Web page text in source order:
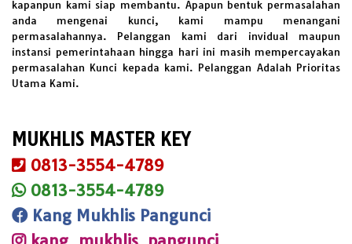
kapanpun kami siap membantu. Apapun bentuk permasalahan
anda mengenai kunci, kami mampu menangani
permasalahannya. Pelanggan kami dari invidual maupun
instansi pemerintahaan hingga hari ini masih mempercayakan
permasalahan Kunci kepada kami. Pelanggan Adalah Prioritas
Utama Kami.
MUKHLIS MASTER KEY
0813-3554-4789
0813-3554-4789
Kang Mukhlis Pangunci
kang_mukhlis_pangunci